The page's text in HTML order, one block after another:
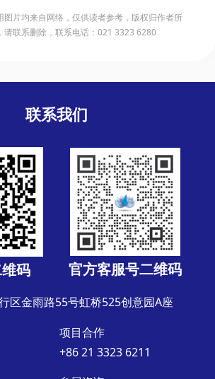
图片均来自网络，仅供读者参考，版权归作者所
请联系删除，联系电话：021 3323 6280
联系我们
码 官方客服号二维码
区金雨路55号虹桥525创意园A座
项目合作
+86 21 3323 6211